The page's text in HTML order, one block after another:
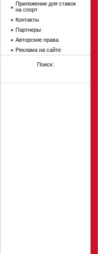
Приложение для ставок
на спорт
Контакты
Партнеры
Авторские права
Реклама на сайте
Поиск: